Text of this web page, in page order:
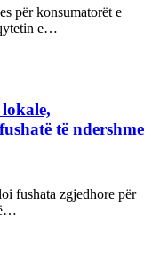
për konsumatorët e
e…
të ndershme
fushata zgjedhore për